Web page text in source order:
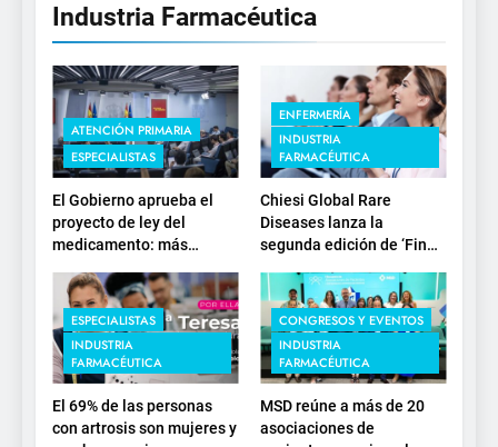
Industria Farmacéutica
ATENCIÓN PRIMARIA
ESPECIALISTAS
El Gobierno aprueba el
proyecto de ley del
medicamento: más
estratégica y
modernización para el
SNS
ENFERMERÍA
INDUSTRIA
FARMACÉUTICA
Chiesi Global Rare
Diseases lanza la
segunda edición de ‘Find
investigación en
enfermedades de
depósito lisosomal
ESPECIALISTAS
INDUSTRIA
FARMACÉUTICA
El 69% de las personas
con artrosis son mujeres y
CONGRESOS Y EVENTOS
INDUSTRIA
FARMACÉUTICA
MSD reúne a más de 20
asociaciones de